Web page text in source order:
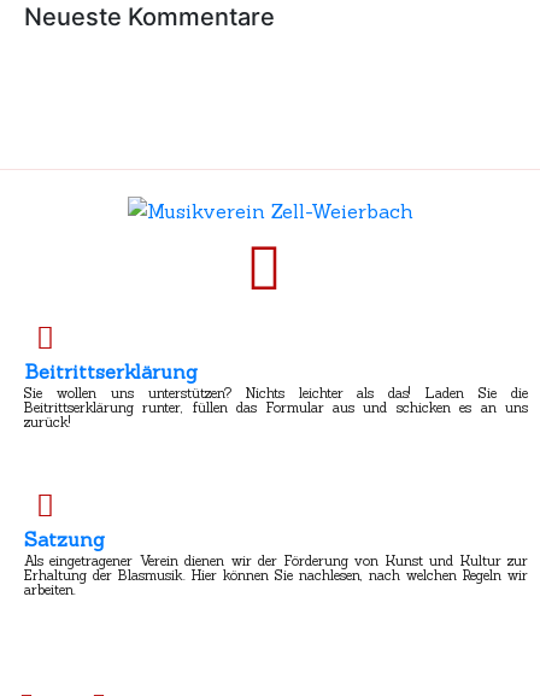
Neueste Kommentare
Beitrittserklärung
Sie wollen uns unterstützen? Nichts leichter als das! Laden Sie die
Beitrittserklärung runter, füllen das Formular aus und schicken es an uns
zurück!
Satzung
Als eingetragener Verein dienen wir der Förderung von Kunst und Kultur zur
Erhaltung der Blasmusik. Hier können Sie nachlesen, nach welchen Regeln wir
arbeiten.